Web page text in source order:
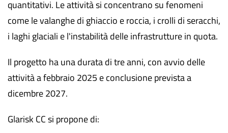
quantitativi. Le attività si concentrano su fenomeni
come le valanghe di ghiaccio e roccia, i crolli di seracchi,
i laghi glaciali e l'instabilità delle infrastrutture in quota.
Il progetto ha una durata di tre anni, con avvio delle
attività a febbraio 2025 e conclusione prevista a
dicembre 2027.
Glarisk CC si propone di: